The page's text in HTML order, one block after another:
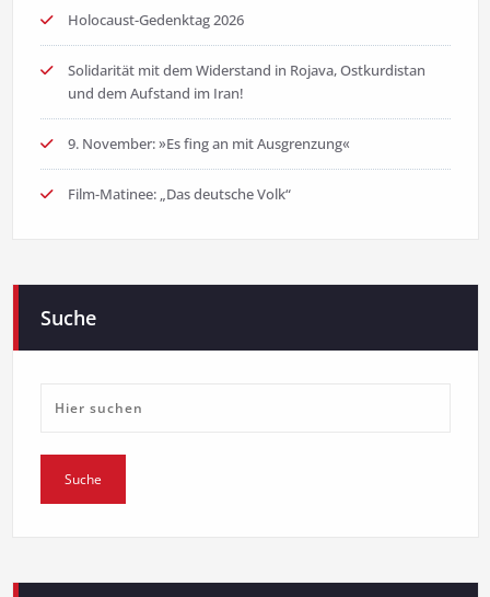
Holocaust-Gedenktag 2026
Solidarität mit dem Widerstand in Rojava, Ostkurdistan
und dem Aufstand im Iran!
9. November: »Es fing an mit Ausgrenzung«
Film-Matinee: „Das deutsche Volk“
Suche